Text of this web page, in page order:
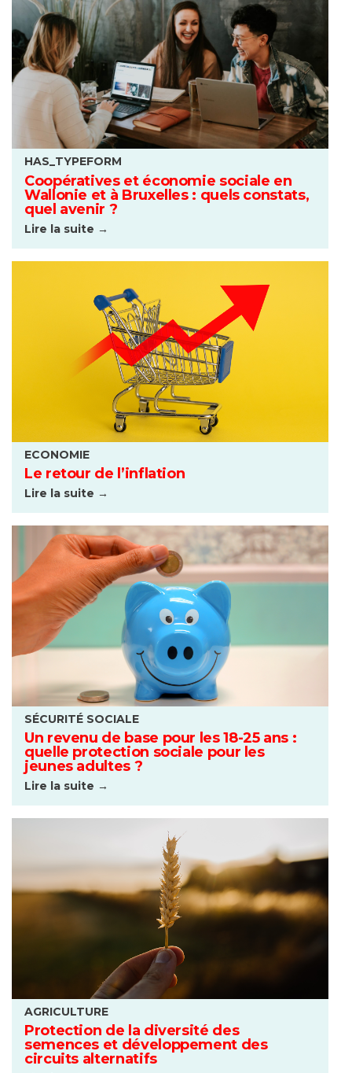
HAS_TYPEFORM
Coopératives et économie sociale en
Wallonie et à Bruxelles : quels constats,
quel avenir ?
Lire la suite →
ECONOMIE
Le retour de l’inflation
Lire la suite →
SÉCURITÉ SOCIALE
Un revenu de base pour les 18-25 ans :
quelle protection sociale pour les
jeunes adultes ?
Lire la suite →
AGRICULTURE
Protection de la diversité des
semences et développement des
circuits alternatifs